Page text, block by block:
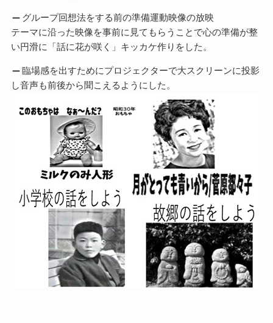
グループ回想法をする前の準備運動映像の放映
テーマに沿った映像を事前に見てもらうことで心の準備が整
い円滑に「話に花が咲く」キッカケ作りをした。
臨場感を出すためにプロジェクターで大スクリーンに投影
し音声も前後から聞こえるようにした。